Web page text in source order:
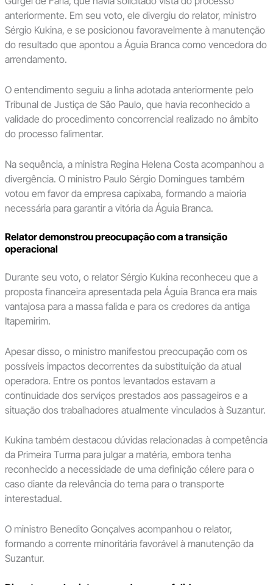
anteriormente. Em seu voto, ele divergiu do relator, ministro
Sérgio Kukina, e se posicionou favoravelmente à manutenção
do resultado que apontou a Águia Branca como vencedora do
arrendamento.
O entendimento seguiu a linha adotada anteriormente pelo
Tribunal de Justiça de São Paulo, que havia reconhecido a
validade do procedimento concorrencial realizado no âmbito
do processo falimentar.
Na sequência, a ministra Regina Helena Costa acompanhou a
divergência. O ministro Paulo Sérgio Domingues também
votou em favor da empresa capixaba, formando a maioria
necessária para garantir a vitória da Águia Branca.
Relator demonstrou preocupação com a transição
operacional
Durante seu voto, o relator Sérgio Kukina reconheceu que a
proposta financeira apresentada pela Águia Branca era mais
vantajosa para a massa falida e para os credores da antiga
Itapemirim.
Apesar disso, o ministro manifestou preocupação com os
possíveis impactos decorrentes da substituição da atual
operadora. Entre os pontos levantados estavam a
continuidade dos serviços prestados aos passageiros e a
situação dos trabalhadores atualmente vinculados à Suzantur.
Kukina também destacou dúvidas relacionadas à competência
da Primeira Turma para julgar a matéria, embora tenha
reconhecido a necessidade de uma definição célere para o
caso diante da relevância do tema para o transporte
interestadual.
O ministro Benedito Gonçalves acompanhou o relator,
formando a corrente minoritária favorável à manutenção da
Suzantur.